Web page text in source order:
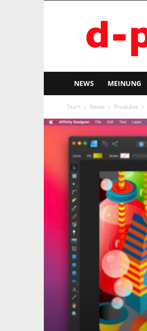
pixx
NEWS MEINUNG
Start News Produkte